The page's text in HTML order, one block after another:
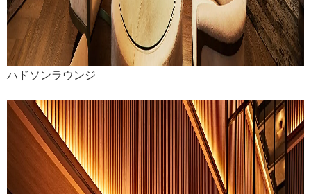
ハドソンラウンジ